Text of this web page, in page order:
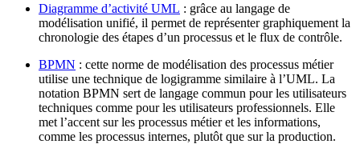
Diagramme d’activité UML : grâce au langage de
modélisation unifié, il permet de représenter graphiquement la
chronologie des étapes d’un processus et le flux de contrôle.
BPMN : cette norme de modélisation des processus métier
utilise une technique de logigramme similaire à l’UML. La
notation BPMN sert de langage commun pour les utilisateurs
techniques comme pour les utilisateurs professionnels. Elle
met l’accent sur les processus métier et les informations,
comme les processus internes, plutôt que sur la production.